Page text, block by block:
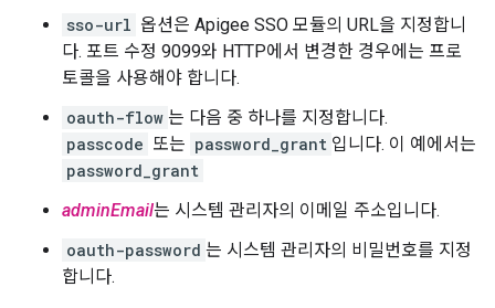
sso-url 옵션은 Apigee SSO 모듈의 URL을 지정합니
다. 포트 수정 9099와 HTTP에서 변경한 경우에는 프로
토콜을 사용해야 합니다.
oauth-flow 는 다음 중 하나를 지정합니다.
passcode 또는 password_grant 입니다. 이 예에서는
password_grant
adminEmail는 시스템 관리자의 이메일 주소입니다.
oauth-password 는 시스템 관리자의 비밀번호를 지정
합니다.